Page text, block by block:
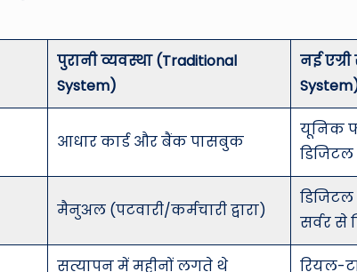
पुरानी व्यवस्था (Traditional
System)
नई
आधार कार्ड और बैंक पासबुक
यूनिक
मैनुअल (पटवारी/कर्मचारी द्वारा)
सर्वर से
सत्यापन में महीनों लगते थे रियल-